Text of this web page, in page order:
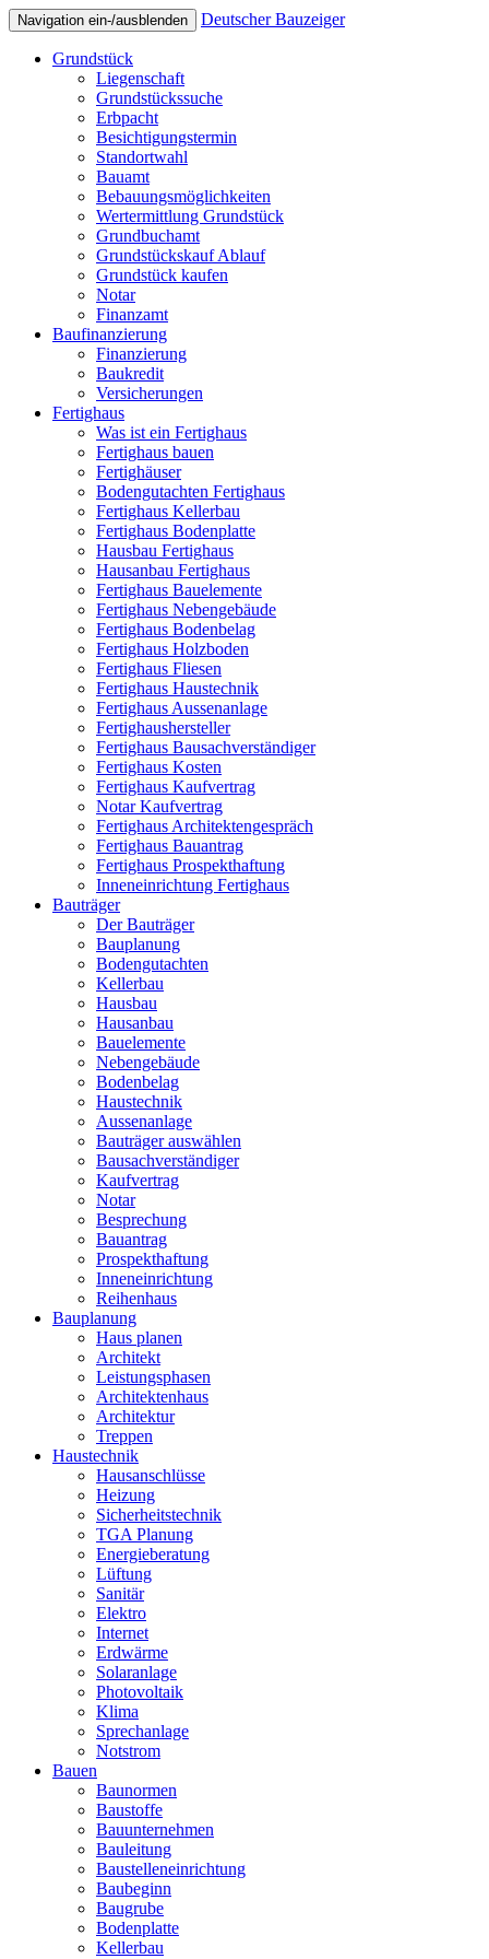
Navigation ein-/ausblenden Deutscher Bauzeiger
Grundstück
Liegenschaft
Grundstückssuche
Erbpacht
Besichtigungstermin
Standortwahl
Bauamt
Bebauungsmöglichkeiten
Wertermittlung Grundstück
Grundbuchamt
Grundstückskauf Ablauf
Grundstück kaufen
Notar
Finanzamt
Baufinanzierung
Finanzierung
Baukredit
Versicherungen
Fertighaus
Was ist ein Fertighaus
Fertighaus bauen
Fertighäuser
Bodengutachten Fertighaus
Fertighaus Kellerbau
Fertighaus Bodenplatte
Hausbau Fertighaus
Hausanbau Fertighaus
Fertighaus Bauelemente
Fertighaus Nebengebäude
Fertighaus Bodenbelag
Fertighaus Holzboden
Fertighaus Fliesen
Fertighaus Haustechnik
Fertighaus Aussenanlage
Fertighaushersteller
Fertighaus Bausachverständiger
Fertighaus Kosten
Fertighaus Kaufvertrag
Notar Kaufvertrag
Fertighaus Architektengespräch
Fertighaus Bauantrag
Fertighaus Prospekthaftung
Inneneinrichtung Fertighaus
Bauträger
Der Bauträger
Bauplanung
Bodengutachten
Kellerbau
Hausbau
Hausanbau
Bauelemente
Nebengebäude
Bodenbelag
Haustechnik
Aussenanlage
Bauträger auswählen
Bausachverständiger
Kaufvertrag
Notar
Besprechung
Bauantrag
Prospekthaftung
Inneneinrichtung
Reihenhaus
Bauplanung
Haus planen
Architekt
Leistungsphasen
Architektenhaus
Architektur
Treppen
Haustechnik
Hausanschlüsse
Heizung
Sicherheitstechnik
TGA Planung
Energieberatung
Lüftung
Sanitär
Elektro
Internet
Erdwärme
Solaranlage
Photovoltaik
Klima
Sprechanlage
Notstrom
Bauen
Baunormen
Baustoffe
Bauunternehmen
Bauleitung
Baustelleneinrichtung
Baubeginn
Baugrube
Bodenplatte
Kellerbau